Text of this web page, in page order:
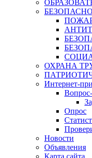
ОХРАНА
Интернет-
Опрос
Новости
Объявления
Карта сайта